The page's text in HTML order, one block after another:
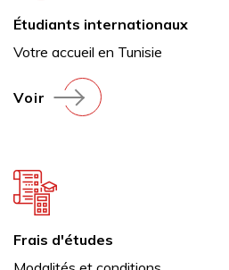
Étudiants internationaux
Votre accueil en Tunisie
Voir
Frais d'études